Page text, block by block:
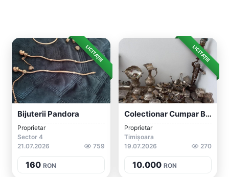
LICITAȚIE
Bijuterii Pandora
Proprietar
Sector 4
21.07.2026
759
160 RON
LICITAȚIE
Colectionar Cumpar Bijuterii Vechi Aur A...
Proprietar
Timișoara
19.07.2026
270
10.000 RON